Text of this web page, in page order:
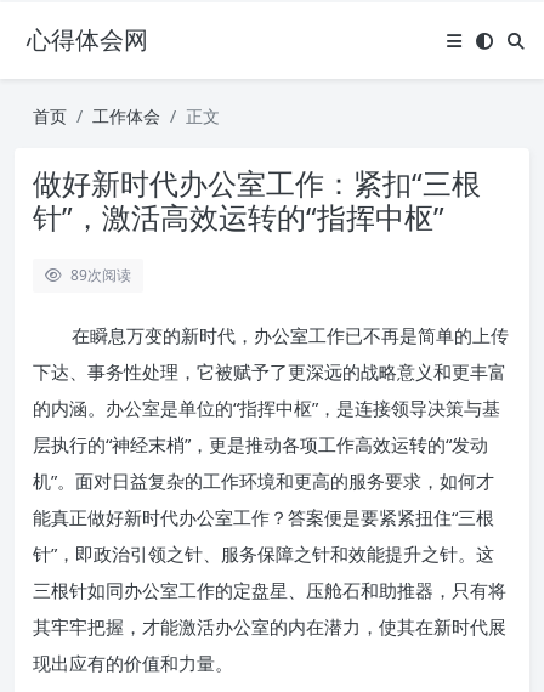
心得体会网
首页 工作体会 正文
做好新时代办公室工作：紧扣“三根
针”，激活高效运转的“指挥中枢”
89次阅读
在瞬息万变的新时代，办公室工作已不再是简单的上传
下达、事务性处理，它被赋予了更深远的战略意义和更丰富
的内涵。办公室是单位的“指挥中枢”，是连接领导决策与基
层执行的“神经末梢”，更是推动各项工作高效运转的“发动
机”。面对日益复杂的工作环境和更高的服务要求，如何才
能真正做好新时代办公室工作？答案便是要紧紧扭住“三根
针”，即政治引领之针、服务保障之针和效能提升之针。这
三根针如同办公室工作的定盘星、压舱石和助推器，只有将
其牢牢把握，才能激活办公室的内在潜力，使其在新时代展
现出应有的价值和力量。